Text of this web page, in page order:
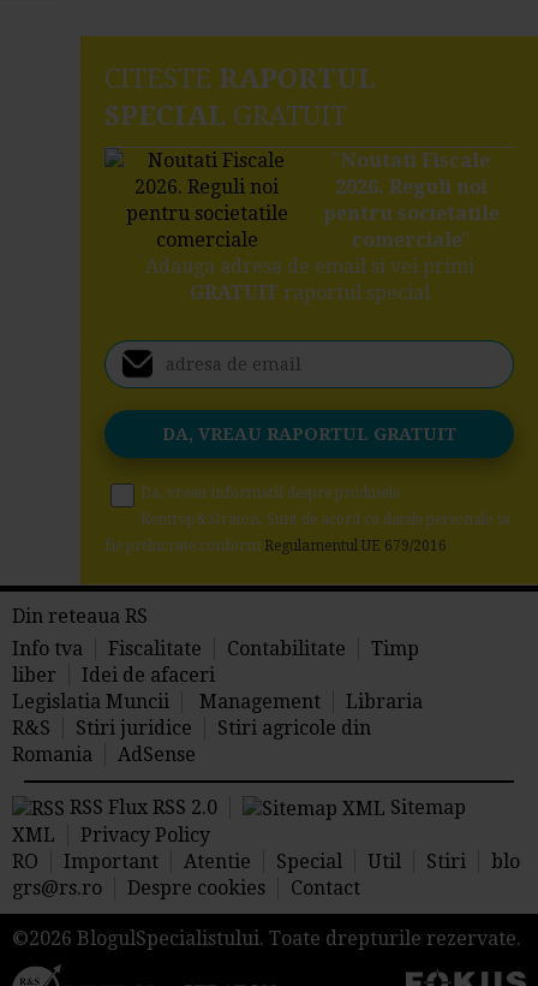
CITESTE RAPORTUL
SPECIAL GRATUIT
"Noutati Fiscale
2026. Reguli noi
pentru societatile
comerciale"
Adauga adresa de email si vei primi
GRATUITraportul special
Da, vreau informatii despre produsele
Rentrop&Straton. Sunt de acord ca datele personale sa
fie prelucrate conform Regulamentul UE 679/2016
Din reteaua RS
Info tva
Fiscalitate Contabilitate
Timp
liber
Idei de afaceri
Legislatia Muncii
Management
Libraria
R&S
Stiri juridice
Stiri agricole din
Romania
AdSense
RSS Flux RSS 2.0
Sitemap
XML
Privacy Policy
RO
Important Atentie Special Util Stiri
blo
grs@rs.ro
Despre cookies Contact
©2026 BlogulSpecialistului. Toate drepturile rezervate.